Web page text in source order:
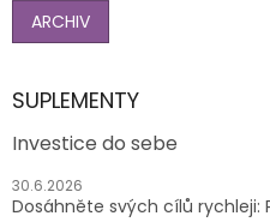
ARCHIV
SUPLEMENTY
Investice do sebe
30.6.2026
Dosáhněte svých cílů rychleji: